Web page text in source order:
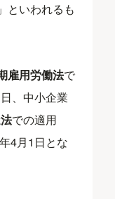
といわれるも
雇用労働法で
、中小企業
での適用
4月1日とな